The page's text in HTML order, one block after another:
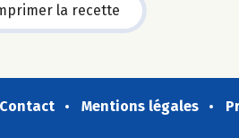
la recette
Contact Mentions légales